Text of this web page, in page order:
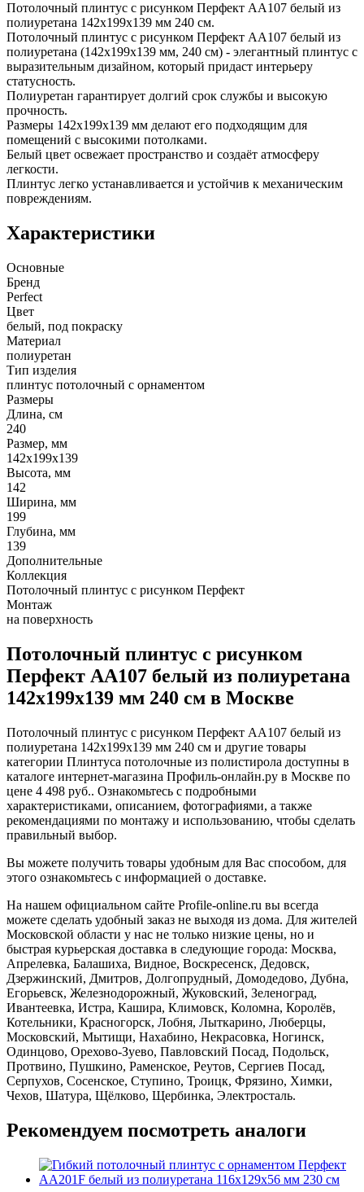
Потолочный плинтус с рисунком Перфект AA107 белый из
полиуретана 142х199х139 мм 240 см.
Потолочный плинтус с рисунком Перфект AA107 белый из
полиуретана (142х199х139 мм, 240 см) - элегантный плинтус с
выразительным дизайном, который придаст интерьеру
статусность.
Полиуретан гарантирует долгий срок службы и высокую
прочность.
Размеры 142х199х139 мм делают его подходящим для
помещений с высокими потолками.
Белый цвет освежает пространство и создаёт атмосферу
легкости.
Плинтус легко устанавливается и устойчив к механическим
повреждениям.
Характеристики
Основные
Бренд
Perfect
Цвет
белый, под покраску
Материал
полиуретан
Тип изделия
плинтус потолочный с орнаментом
Размеры
Длина, см
240
Размер, мм
142х199х139
Высота, мм
142
Ширина, мм
199
Глубина, мм
139
Дополнительные
Коллекция
Потолочный плинтус с рисунком Перфект
Монтаж
на поверхность
Потолочный плинтус с рисунком
Перфект AA107 белый из полиуретана
142х199х139 мм 240 см в Москве
Потолочный плинтус с рисунком Перфект AA107 белый из
полиуретана 142х199х139 мм 240 см и другие товары
категории Плинтуса потолочные из полистирола доступны в
каталоге интернет-магазина Профиль-онлайн.ру в Москве по
цене 4 498 руб.. Ознакомьтесь с подробными
характеристиками, описанием, фотографиями, а также
рекомендациями по монтажу и использованию, чтобы сделать
правильный выбор.
Вы можете получить товары удобным для Вас способом, для
этого ознакомьтесь с информацией о доставке.
На нашем официальном сайте Profile-online.ru вы всегда
можете сделать удобный заказ не выходя из дома. Для жителей
Московской области у нас не только низкие цены, но и
быстрая курьерская доставка в следующие города: Москва,
Апрелевка, Балашиха, Видное, Воскресенск, Дедовск,
Дзержинский, Дмитров, Долгопрудный, Домодедово, Дубна,
Егорьевск, Железнодорожный, Жуковский, Зеленоград,
Ивантеевка, Истра, Кашира, Климовск, Коломна, Королёв,
Котельники, Красногорск, Лобня, Лыткарино, Люберцы,
Московский, Мытищи, Нахабино, Некрасовка, Ногинск,
Одинцово, Орехово-Зуево, Павловский Посад, Подольск,
Протвино, Пушкино, Раменское, Реутов, Сергиев Посад,
Серпухов, Сосенское, Ступино, Троицк, Фрязино, Химки,
Чехов, Шатура, Щёлково, Щербинка, Электросталь.
Рекомендуем посмотреть аналоги